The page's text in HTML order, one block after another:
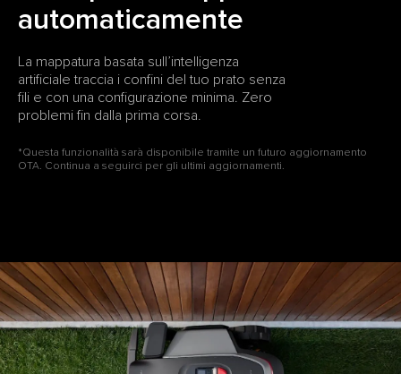
automaticamente
La mappatura basata sull’intelligenza
artificiale traccia i confini del tuo prato senza
fili e con una configurazione minima. Zero
problemi fin dalla prima corsa.
*Questa funzionalità sarà disponibile tramite un futuro aggiornamento
OTA. Continua a seguirci per gli ultimi aggiornamenti.